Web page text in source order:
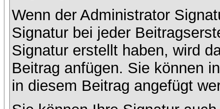
Wenn der Administrator
Signatur bei jeder
Signatur erstellt haben, wird
Beitrag anfügen. Sie können
in diesem Beitrag angefügt